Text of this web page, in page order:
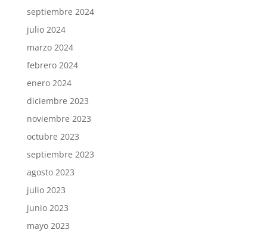
septiembre 2024
julio 2024
marzo 2024
febrero 2024
enero 2024
diciembre 2023
noviembre 2023
octubre 2023
septiembre 2023
agosto 2023
julio 2023
junio 2023
mayo 2023